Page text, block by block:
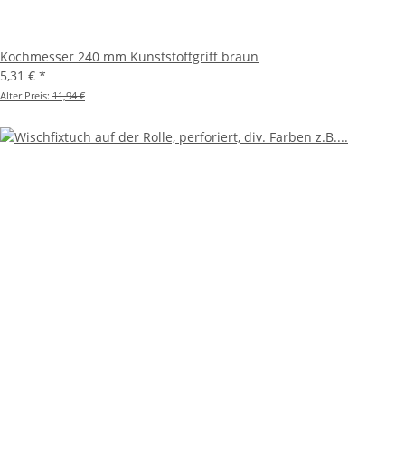
Kochmesser 240 mm Kunststoffgriff braun
5,31 € *
Alter Preis: 11,94 €